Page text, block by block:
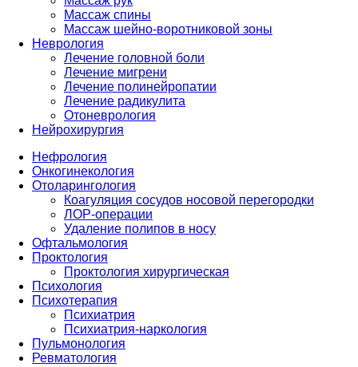
Массаж спины
Массаж шейно-воротниковой зоны
Неврология
Лечение головной боли
Лечение мигрени
Лечение полинейропатии
Лечение радикулита
Отоневрология
Нейрохирургия
Нефрология
Онкогинекология
Отоларингология
Коагуляция сосудов носовой перегородки
ЛОР-операции
Удаление полипов в носу
Офтальмология
Проктология
Проктология хирургическая
Психология
Психотерапия
Психиатрия
Психиатрия-наркология
Пульмонология
Ревматология